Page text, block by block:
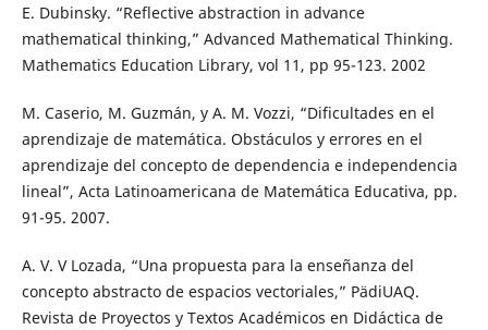
E. Dubinsky. “Reflective abstraction in advance
mathematical thinking,” Advanced Mathematical Thinking.
Mathematics Education Library, vol 11, pp 95-123. 2002
M. Caserio, M. Guzmán, y A. M. Vozzi, “Dificultades en el
aprendizaje de matemática. Obstáculos y errores en el
aprendizaje del concepto de dependencia e independencia
lineal”, Acta Latinoamericana de Matemática Educativa, pp.
91-95. 2007.
A. V. V Lozada, “Una propuesta para la enseñanza del
concepto abstracto de espacios vectoriales,” PädiUAQ.
Revista de Proyectos y Textos Académicos en Didáctica de